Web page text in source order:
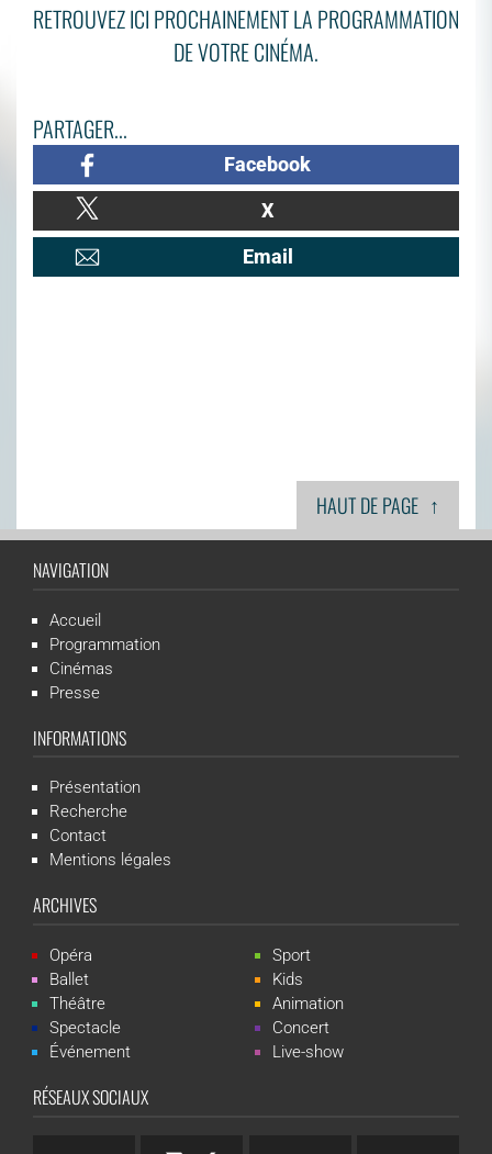
RETROUVEZ ICI PROCHAINEMENT LA PROGRAMMATION
DE VOTRE CINÉMA.
PARTAGER...
Facebook
X
Email
HAUT DE PAGE ↑
NAVIGATION
Accueil
Programmation
Cinémas
Presse
INFORMATIONS
Présentation
Recherche
Contact
Mentions légales
ARCHIVES
Opéra
Ballet
Théâtre
Spectacle
Événement
Sport
Kids
Animation
Concert
Live-show
RÉSEAUX SOCIAUX